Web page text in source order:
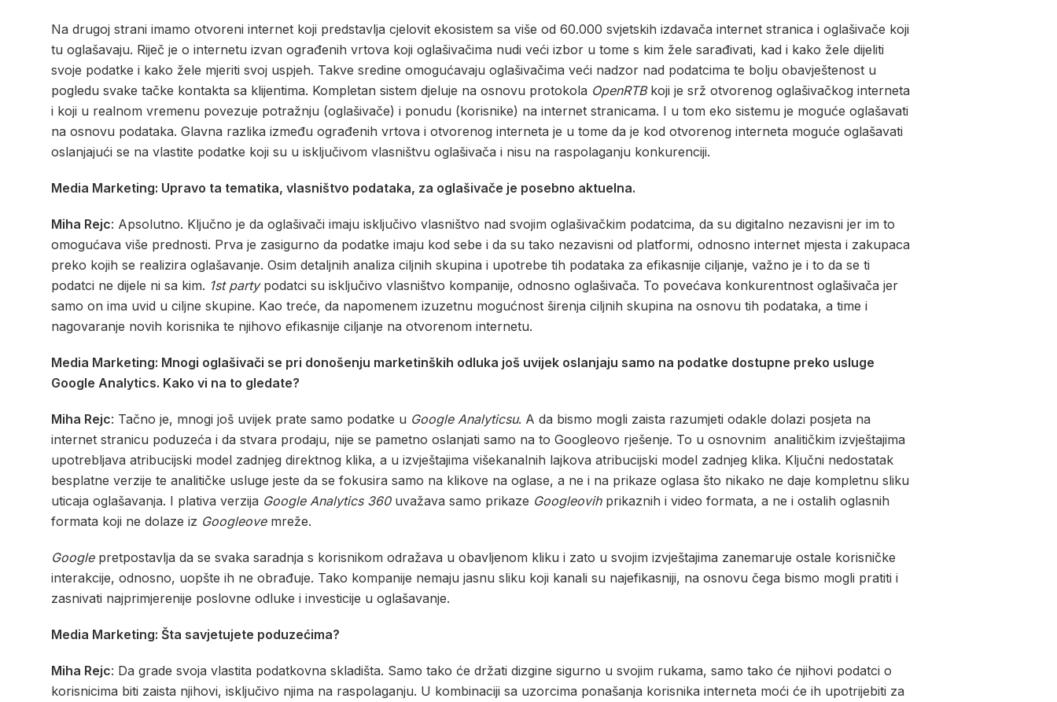
Na drugoj strani imamo otvoreni internet koji predstavlja cjelovit ekosistem sa više od 60.000 svjetskih izdavača internet stranica i oglašivače koji
tu oglašavaju. Riječ je o internetu izvan ograđenih vrtova koji oglašivačima nudi veći izbor u tome s kim žele sarađivati, kad i kako žele dijeliti
svoje podatke i kako žele mjeriti svoj uspjeh. Takve sredine omogućavaju oglašivačima veći nadzor nad podatcima te bolju obavještenost u
pogledu svake tačke kontakta sa klijentima. Kompletan sistem djeluje na osnovu protokola OpenRTB koji je srž otvorenog oglašivačkog interneta
i koji u realnom vremenu povezuje potražnju (oglašivače) i ponudu (korisnike) na internet stranicama. I u tom eko sistemu je moguće oglašavati
na osnovu podataka. Glavna razlika između ograđenih vrtova i otvorenog interneta je u tome da je kod otvorenog interneta moguće oglašavati
oslanjajući se na vlastite podatke koji su u isključivom vlasništvu oglašivača i nisu na raspolaganju konkurenciji.
Media Marketing: Upravo ta tematika, vlasništvo podataka, za oglašivače je posebno aktuelna.
Miha Rejc: Apsolutno. Ključno je da oglašivači imaju isključivo vlasništvo nad svojim oglašivačkim podatcima, da su digitalno nezavisni jer im to
omogućava više prednosti. Prva je zasigurno da podatke imaju kod sebe i da su tako nezavisni od platformi, odnosno internet mjesta i zakupaca
preko kojih se realizira oglašavanje. Osim detaljnih analiza ciljnih skupina i upotrebe tih podataka za efikasnije ciljanje, važno je i to da se ti
podatci ne dijele ni sa kim. 1st partypodatci su isključivo vlasništvo kompanije, odnosno oglašivača. To povećava konkurentnost oglašivača jer
samo on ima uvid u ciljne skupine. Kao treće, da napomenem izuzetnu mogućnost širenja ciljnih skupina na osnovu tih podataka, a time i
nagovaranje novih korisnika te njihovo efikasnije ciljanje na otvorenom internetu.
Media Marketing: Mnogi oglašivači se pri donošenju marketinških odluka još uvijek oslanjaju samo na podatke dostupne preko usluge
Google Analytics. Kako vi na to gledate?
Miha Rejc: Tačno je, mnogi još uvijek prate samo podatke u Google Analyticsu. A da bismo mogli zaista razumjeti odakle dolazi posjeta na
internet stranicu poduzeća i da stvara prodaju, nije se pametno oslanjati samo na to Googleovo rješenje. To u osnovnim analitičkim izvještajima
upotrebljava atribucijski model zadnjeg direktnog klika, a u izvještajima višekanalnih lajkova atribucijski model zadnjeg klika. Ključni nedostatak
besplatne verzije te analitičke usluge jeste da se fokusira samo na klikove na oglase, a ne i na prikaze oglasa što nikako ne daje kompletnu sliku
uticaja oglašavanja. I plativa verzija Google Analytics 360uvažava samo prikaze Googleovihprikaznih i video formata, a ne i ostalih oglasnih
formata koji ne dolaze iz Googleovemreže.
Googlepretpostavlja da se svaka saradnja s korisnikom odražava u obavljenom kliku i zato u svojim izvještajima zanemaruje ostale korisničke
interakcije, odnosno, uopšte ih ne obrađuje. Tako kompanije nemaju jasnu sliku koji kanali su najefikasniji, na osnovu čega bismo mogli pratiti i
zasnivati najprimjerenije poslovne odluke i investicije u oglašavanje.
Media Marketing: Šta savjetujete poduzećima?
Miha Rejc: Da grade svoja vlastita podatkovna skladišta. Samo tako će držati dizgine sigurno u svojim rukama, samo tako će njihovi podatci o
korisnicima biti zaista njihovi, isključivo njima na raspolaganju. U kombinaciji sa uzorcima ponašanja korisnika interneta moći će ih upotrijebiti za